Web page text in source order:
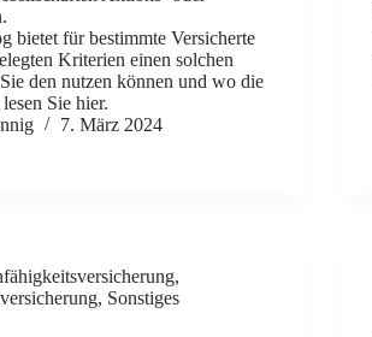
bietet für bestimmte Versicherte
Kriterien einen solchen
den nutzen können und wo die
Sie hier.
7. März 2024
,
, Sonstiges